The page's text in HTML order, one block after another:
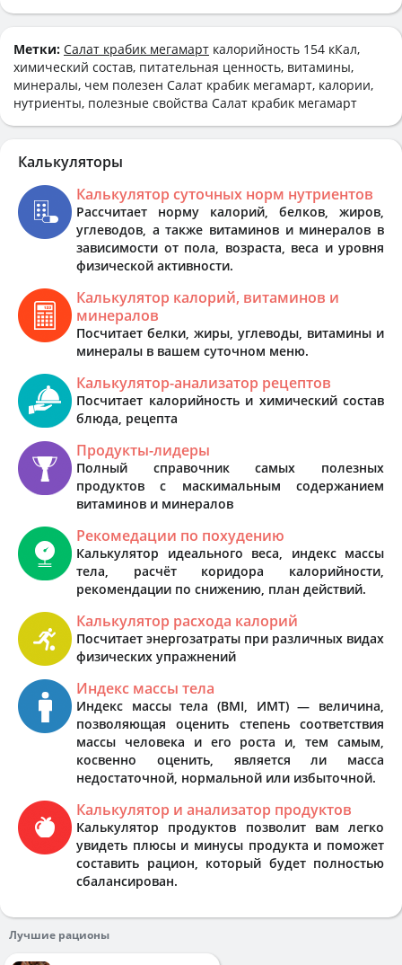
Метки: Салат крабик мегамарт калорийность 154 кКал,
химический состав, питательная ценность, витамины,
минералы, чем полезен Салат крабик мегамарт, калории,
нутриенты, полезные свойства Салат крабик мегамарт
Калькуляторы
Калькулятор суточных норм нутриентов
Рассчитает норму калорий, белков, жиров,
углеводов, а также витаминов и минералов в
зависимости от пола, возраста, веса и уровня
физической активности.
Калькулятор калорий, витаминов и
минералов
Посчитает белки, жиры, углеводы, витамины и
минералы в вашем суточном меню.
Калькулятор-анализатор рецептов
Посчитает калорийность и химический состав
блюда, рецепта
Продукты-лидеры
Полный справочник самых полезных
продуктов с маскимальным содержанием
витаминов и минералов
Рекомедации по похудению
Калькулятор идеального веса, индекс массы
тела, расчёт коридора калорийности,
рекомендации по снижению, план действий.
Калькулятор расхода калорий
Посчитает энергозатраты при различных видах
физических упражнений
Индекс массы тела
Индекс массы тела (BMI, ИМТ) — величина,
позволяющая оценить степень соответствия
массы человека и его роста и, тем самым,
косвенно оценить, является ли масса
недостаточной, нормальной или избыточной.
Калькулятор и анализатор продуктов
Калькулятор продуктов позволит вам легко
увидеть плюсы и минусы продукта и поможет
составить рацион, который будет полностью
сбалансирован.
Лучшие рационы